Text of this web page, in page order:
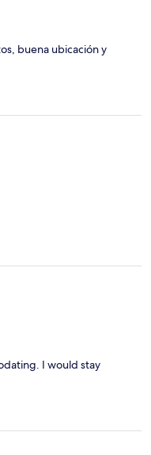
buena ubicación y
I would stay